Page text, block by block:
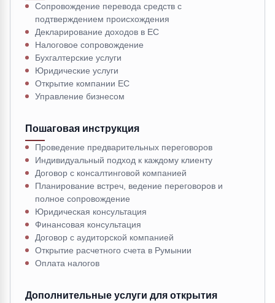
Сопровождение перевода средств с
подтверждением происхождения
Декларирование доходов в ЕС
Налоговое сопровождение
Бухгалтерские услуги
Юридические услуги
Открытие компании ЕС
Управление бизнесом
Пошаговая инструкция
Проведение предварительных переговоров
Индивидуальный подход к каждому клиенту
Договор с консалтинговой компанией
Планирование встреч, ведение переговоров и
полное сопровождение
Юридическая консультация
Финансовая консультация
Договор с аудиторской компанией
Открытие расчетного счета в Румынии
Оплата налогов
Дополнительные услуги для открытия